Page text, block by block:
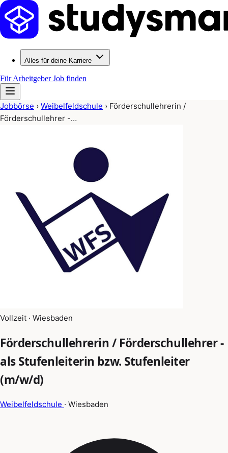
Alles für deine Karriere
Für ArbeitgeberJob finden
Jobbörse › Weibelfeldschule › Förderschullehrerin /
Förderschullehrer -…
Vollzeit · Wiesbaden
Förderschullehrerin / Förderschullehrer -
als Stufenleiterin bzw. Stufenleiter
(m/w/d)
Weibelfeldschule · Wiesbaden